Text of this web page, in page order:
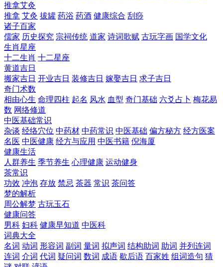
推拿艾灸
推拿 艾灸 拔罐 药浴 药酒 健康综合 刮痧
诸子百家
儒家 历史探究 宗祠传统 道家 诗词歌赋 古玩字画 国学文化
生肖星座
十二生肖 十二星座
黄道吉日
搬家吉日 开业吉日 装修吉日 嫁娶吉日 求子吉日
奇门术数
相由心生 命理四柱 起名 风水 血型 奇门基础 六爻占卜 梅花易
数 网络修道
中医基础常识
杂谈 经络穴位 中药材 中药常识 中医基础 偏方秘方 经方医案
名医 中医健康 经方与应用 中医书籍 倪海厦
健康生活
人群养生 季节养生 心理健康 运动健身
茶常识
功效 冲泡 存放 禁忌 茶器 常识 茶问答
梦的解析
周公解梦 古玩玉石
健康问答
男科 妇科 健康早知道 中医科
词典大全
名词 动词 形容词 副词 量词 拟声词 结构助词 助词 并列连词
连词 介词 代词 疑问词 数词 成语 歇后语 百家姓 组词造句 猜